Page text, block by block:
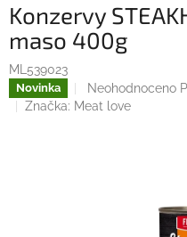
Konzervy
maso 400g
ML539023
Novinka
Průměrné
hodnocení
Neohodnoceno
Značka: Meat love